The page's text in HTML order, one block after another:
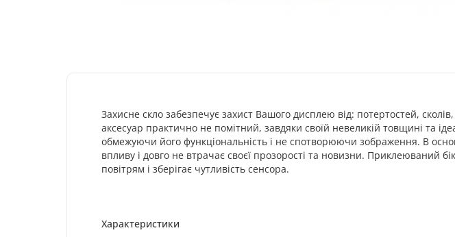
Захисне скло забезпечує захист Вашого дисплею від: потертостей,
аксесуар практично не помітний, завдяки своїй невеликій товщині та
обмежуючи його функціональність і не спотворюючи зображення. В
впливу і довго не втрачає своєї прозорості та новизни.
повітрям і зберігає чутливість сенсора.
Характеристики